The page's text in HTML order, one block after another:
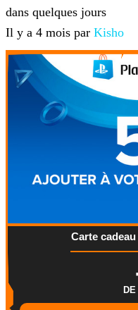
dans quelques jours
Il y a 4 mois par Kisho
Carte